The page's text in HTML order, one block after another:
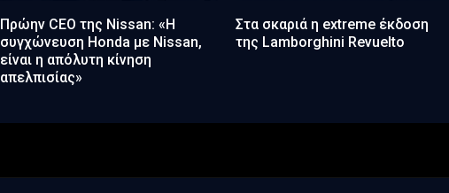
Πρώην CEO της Nissan: «Η
συγχώνευση Honda με Nissan,
είναι η απόλυτη κίνηση
απελπισίας»
Στα σκαριά η extreme έκδοση
της Lamborghini Revuelto